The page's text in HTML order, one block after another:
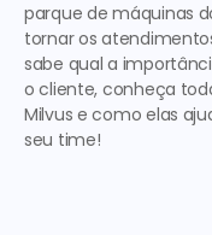
parque de máquinas
tornar os
sabe qual a
o cliente, conheça
Milvus e como elas
seu time!